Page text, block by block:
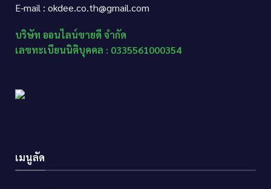
E-mail : okdee.co.th@gmail.com
บริษัท ออนไลน์ขายดี จำกัด
เลขทะเบียนนิติบุคคล : 0335561000354
เมนูลัด